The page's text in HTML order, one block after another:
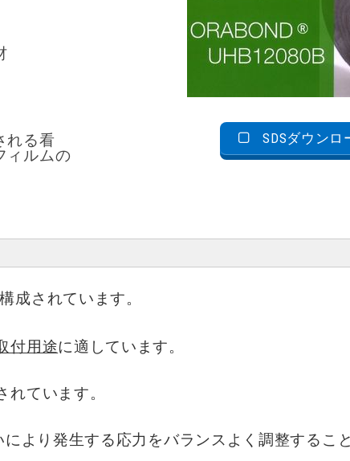
れる看
ィルムの
SDSダウンロ
成されています。
付用途に適しています。
ています。
より発生する応力をバランスよく調整するこ